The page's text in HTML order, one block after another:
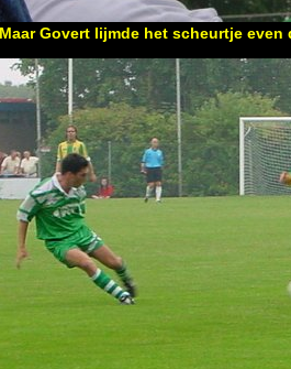
Maar Govert lijmde het scheurtje even